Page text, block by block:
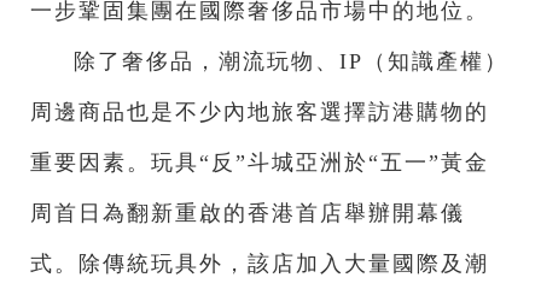
一步鞏固集團在國際奢侈品市場中的地位。
除了奢侈品，潮流玩物、IP（知識產權）
周邊商品也是不少內地旅客選擇訪港購物的
重要因素。玩具“反”斗城亞洲於“五一”黃金
周首日為翻新重啟的香港首店舉辦開幕儀
式。除傳統玩具外，該店加入大量國際及潮